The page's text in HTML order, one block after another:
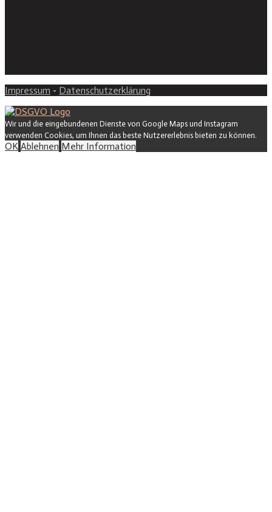
Impressum - Datenschutzerklärung
Wir und die eingebundenen Dienste von Google Maps und Instagram
verwenden Cookies, um Ihnen das beste Nutzererlebnis bieten zu können.
OK Ablehnen Mehr Information